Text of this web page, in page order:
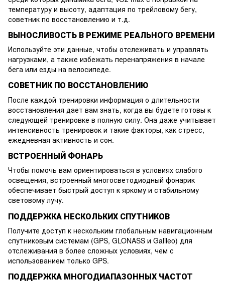
температуру и высоту, адаптация по трейловому бегу,
советник по восстановлению и т.д.
ВЫНОСЛИВОСТЬ В РЕЖИМЕ РЕАЛЬНОГО ВРЕМЕНИ
Используйте эти данные, чтобы отслеживать и управлять
нагрузками, а также избежать перенапряжения в начале
бега или езды на велосипеде.
СОВЕТНИК ПО ВОССТАНОВЛЕНИЮ
После каждой тренировки информация о длительности
восстановления дает вам знать, когда вы будете готовы к
следующей тренировке в полную силу. Она даже учитывает
интенсивность тренировок и такие факторы, как стресс,
ежедневная активность и сон.
ВСТРОЕННЫЙ ФОНАРЬ
Чтобы помочь вам ориентироваться в условиях слабого
освещения, встроенный многосветодиодный фонарик
обеспечивает быстрый доступ к яркому и стабильному
световому лучу.
ПОДДЕРЖКА НЕСКОЛЬКИХ СПУТНИКОВ
Получите доступ к нескольким глобальным навигационным
спутниковым системам (GPS, GLONASS и Galileo) для
отслеживания в более сложных условиях, чем с
использованием только GPS.
ПОДДЕРЖКА МНОГОДИАПАЗОННЫХ ЧАСТОТ